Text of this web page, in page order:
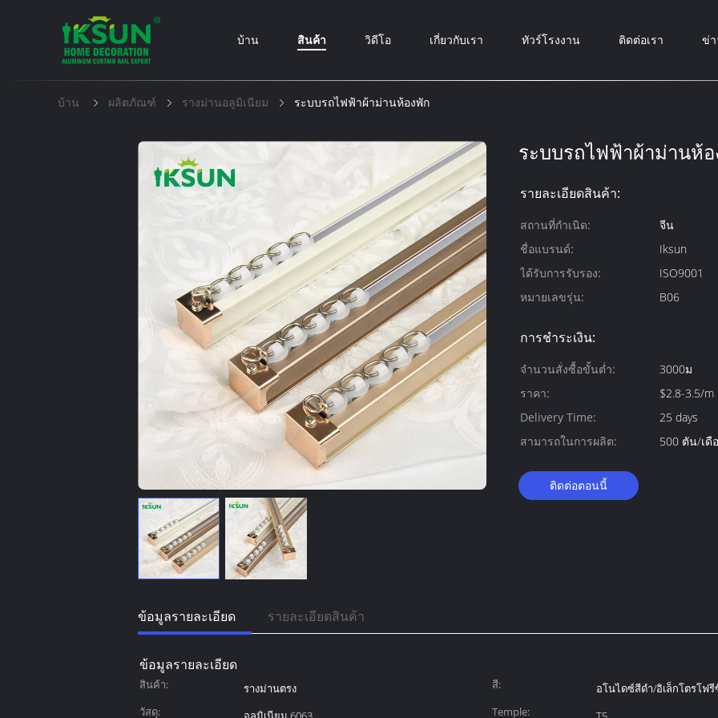
บ้าน สินค้า วิดีโอ เกี่ยวกับเรา ทัวร์โรงงาน ติดต่อเรา ข่า
บ้าน ผลิตภัณฑ์ รางม่านอลูมิเนียม ระบบรถไฟฟ้าผ้าม่านห้องพัก
ระบบรถไฟฟ้าผ้าม่านห้
รายละเอียดสินค้า:
สถานที่กำเนิด:
จีน
ชื่อแบรนด์:
Iksun
ได้รับการรับรอง:
ISO9001
หมายเลขรุ่น:
B06
การชำระเงิน:
จำนวนสั่งซื้อขั้นต่ำ:
3000ม
ราคา:
$2.8-3.5/m
Delivery Time:
25 days
สามารถในการผลิต:
500 ตัน/เดื
ติดต่อตอนนี้
ข้อมูลรายละเอียด รายละเอียดสินค้า
ข้อมูลรายละเอียด
สินค้า: รางม่านตรง สี:
อโนไดซ์สีดำ/อิเล็กโตรโฟ
วัสดุ:
Temple: